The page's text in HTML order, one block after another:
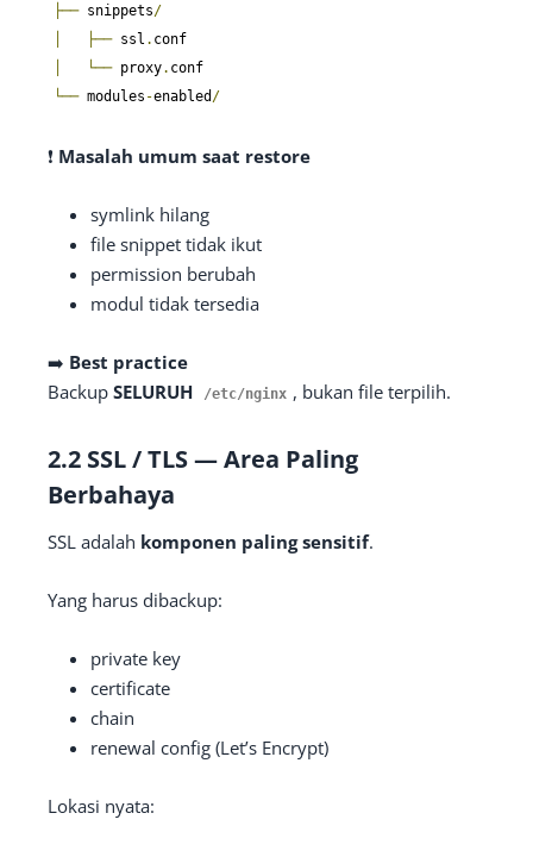
├── snippets/
├── ssl .
└── proxy.
└── modules -enabled /
❗ Masalah umum saat restore
symlink hilang
file snippet tidak ikut
permission berubah
modul tidak tersedia
➡️ Best practice
Backup SELURUH /etc/nginx , bukan file terpilih.
2.2 SSL / TLS — Area Paling
Berbahaya
SSL adalah komponen paling sensitif.
Yang harus dibackup:
private key
certificate
chain
renewal config (Let’s Encrypt)
Lokasi nyata: